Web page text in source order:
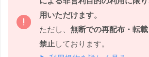
用いただけます。
ただし、 無断での再配布・転
禁止 しております。